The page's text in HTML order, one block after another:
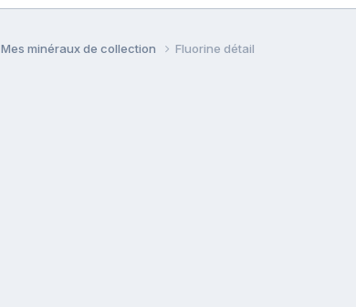
Mes minéraux de collection Fluorine détail